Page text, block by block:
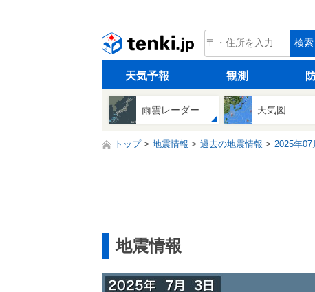
tenki.jp 検索
天気予報 観測
雨雲レーダー 天気図
トップ 地震情報 過去の地震情報 2025年07
地震情報